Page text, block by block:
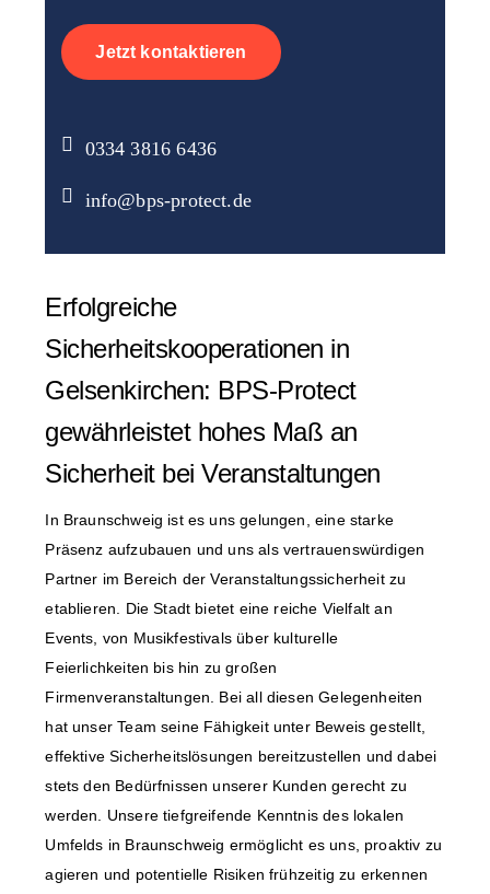
Jetzt kontaktieren
0334 3816 6436
info@bps-protect.de
Erfolgreiche
Sicherheitskooperationen in
Gelsenkirchen: BPS-Protect
gewährleistet hohes Maß an
Sicherheit bei Veranstaltungen
In Braunschweig ist es uns gelungen, eine starke
Präsenz aufzubauen und uns als vertrauenswürdigen
Partner im Bereich der Veranstaltungssicherheit zu
etablieren. Die Stadt bietet eine reiche Vielfalt an
Events, von Musikfestivals über kulturelle
Feierlichkeiten bis hin zu großen
Firmenveranstaltungen. Bei all diesen Gelegenheiten
hat unser Team seine Fähigkeit unter Beweis gestellt,
effektive Sicherheitslösungen bereitzustellen und dabei
stets den Bedürfnissen unserer Kunden gerecht zu
werden. Unsere tiefgreifende Kenntnis des lokalen
Umfelds in Braunschweig ermöglicht es uns, proaktiv zu
agieren und potentielle Risiken frühzeitig zu erkennen